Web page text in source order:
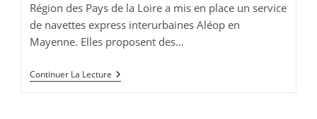
Région des Pays de la Loire a mis en place un service
de navettes express interurbaines Aléop en
Mayenne. Elles proposent des…
Continuer La Lecture Service
De